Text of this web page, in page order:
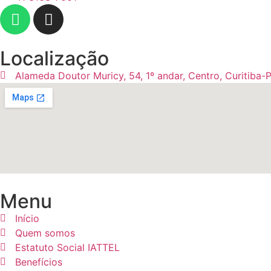
Localização
Alameda Doutor Muricy, 54, 1º andar, Centro, Curitiba-
Menu
Início
Quem somos
Estatuto Social IATTEL
Benefícios